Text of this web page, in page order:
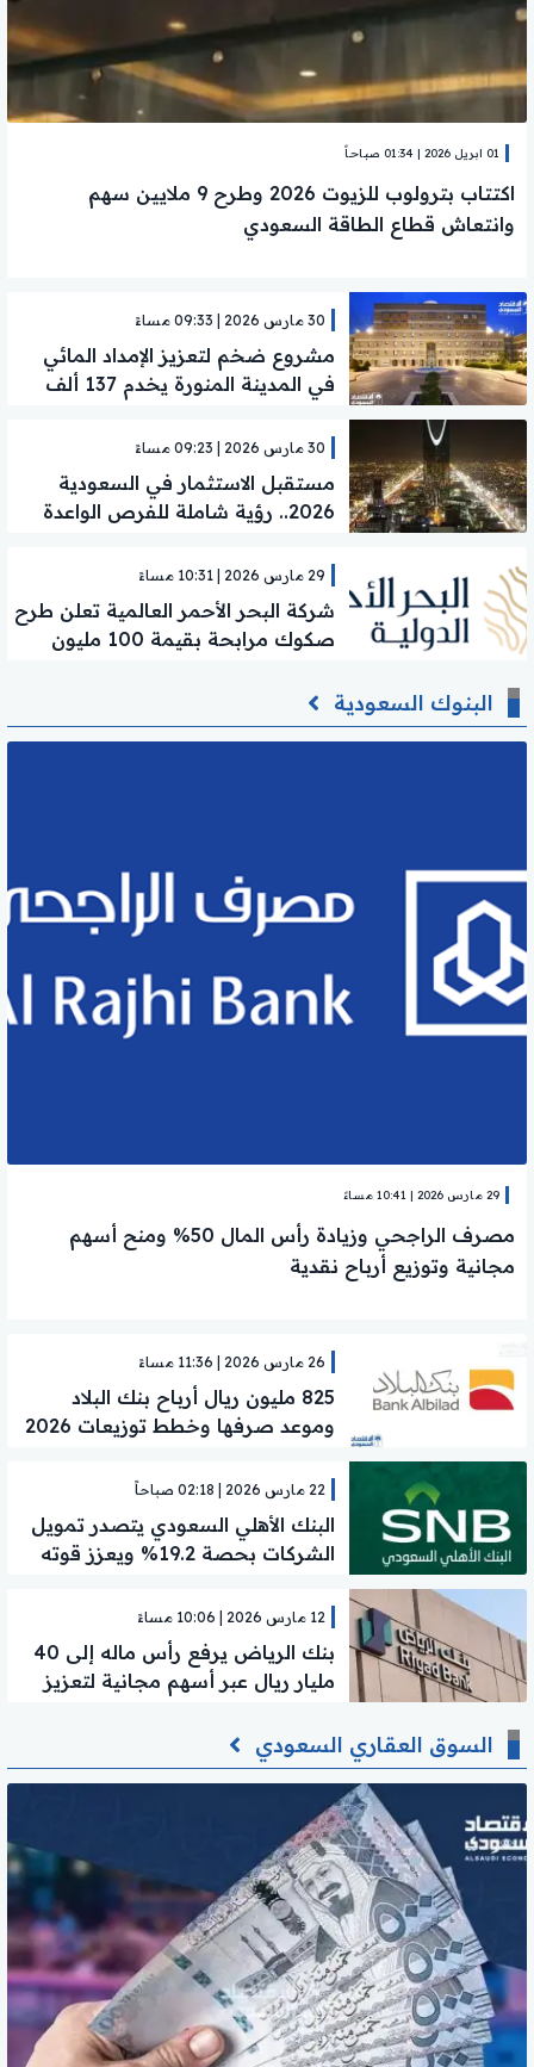
01 ابريل 2026 | 01:34 صباحاً
اكتتاب بترولوب للزيوت 2026 وطرح 9 ملايين سهم
وانتعاش قطاع الطاقة السعودي
30 مارس 2026 | 09:33 مساءً
مشروع ضخم لتعزيز الإمداد المائي
في المدينة المنورة يخدم 137 ألف
30 مارس 2026 | 09:23 مساءً
مستقبل الاستثمار في السعودية
2026.. رؤية شاملة للفرص الواعدة
29 مارس 2026 | 10:31 مساءً
شركة البحر الأحمر العالمية تعلن طرح
صكوك مرابحة بقيمة 100 مليون
البنوك السعودية
29 مارس 2026 | 10:41 مساءً
مصرف الراجحي وزيادة رأس المال 50% ومنح أسهم
مجانية وتوزيع أرباح نقدية
26 مارس 2026 | 11:36 مساءً
825 مليون ريال أرباح بنك البلاد
وموعد صرفها وخطط توزيعات 2026
22 مارس 2026 | 02:18 صباحاً
البنك الأهلي السعودي يتصدر تمويل
الشركات بحصة 19.2% ويعزز قوته
12 مارس 2026 | 10:06 مساءً
بنك الرياض يرفع رأس ماله إلى 40
مليار ريال عبر أسهم مجانية لتعزيز
السوق العقاري السعودي